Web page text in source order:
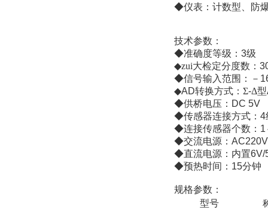
◆仪表：计数型、防
技术参数：
◆准确度等级： 3级
◆zui大检定分度数：
◆信号输入范围：－
◆AD转换方式：Σ-Δ型
◆供桥电压： DC 5V
◆传感器连接方式： 4
◆连接传感器个数： 1
◆交流电源： AC220V
◆直流电源：内置6V/
◆预热时间： 15分钟
规格参数：
型号